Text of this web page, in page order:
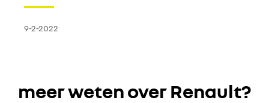
9-2-2022
meer weten over Renault?